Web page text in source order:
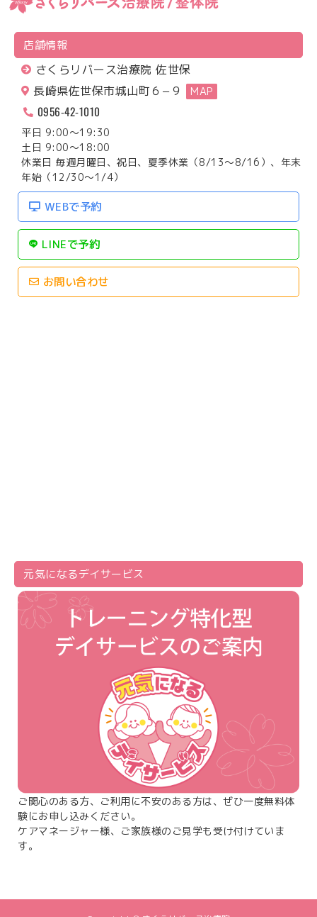
店舗情報
さくらリバース治療院 佐世保
長崎県佐世保市城山町６−９
MAP
0956-42-1010
平日 9:00～19:30
土日 9:00～18:00
休業日 毎週月曜日、祝日、夏季休業（8/13～8/16）、年末
年始（12/30～1/4）
WEBで予約
LINEで予約
お問い合わせ
元気になるデイサービス
ご関心のある方、ご利用に不安のある方は、ぜひ一度無料体
験にお申し込みください。
ケアマネージャー様、ご家族様のご見学も受け付けていま
す。